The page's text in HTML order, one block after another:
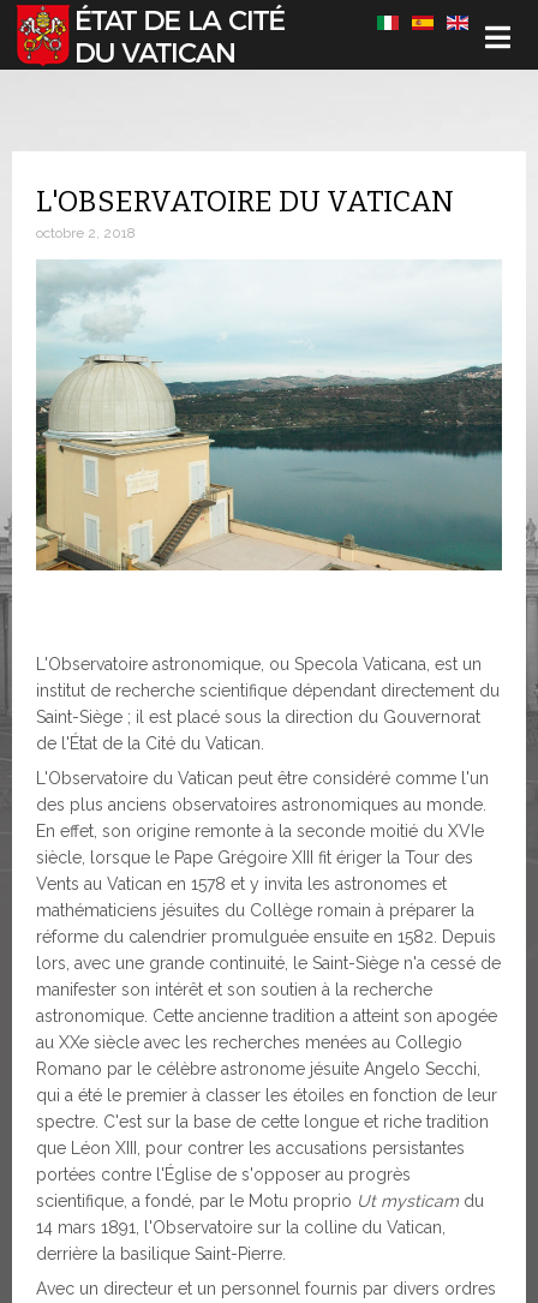
Sélectionnez votre langue
L'OBSERVATOIRE DU VATICAN
octobre 2, 2018
L'Observatoire astronomique, ou Specola Vaticana, est un
institut de recherche scientifique dépendant directement du
Saint-Siège ; il est placé sous la direction du Gouvernorat
de l'État de la Cité du Vatican.
L'Observatoire du Vatican peut être considéré comme l'un
des plus anciens observatoires astronomiques au monde.
En effet, son origine remonte à la seconde moitié du XVIe
siècle, lorsque le Pape Grégoire XIII fit ériger la Tour des
Vents au Vatican en 1578 et y invita les astronomes et
mathématiciens jésuites du Collège romain à préparer la
réforme du calendrier promulguée ensuite en 1582. Depuis
lors, avec une grande continuité, le Saint-Siège n'a cessé de
manifester son intérêt et son soutien à la recherche
astronomique. Cette ancienne tradition a atteint son apogée
au XXe siècle avec les recherches menées au Collegio
Romano par le célèbre astronome jésuite Angelo Secchi,
qui a été le premier à classer les étoiles en fonction de leur
spectre. C'est sur la base de cette longue et riche tradition
que Léon XIII, pour contrer les accusations persistantes
portées contre l'Église de s'opposer au progrès
scientifique, a fondé, par le Motu proprio Ut mysticam du
14 mars 1891, l'Observatoire sur la colline du Vatican,
derrière la basilique Saint-Pierre.
Avec un directeur et un personnel fournis par divers ordres